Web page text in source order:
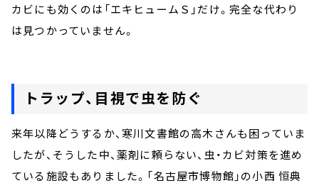
カビにも効くのは「エキヒュームＳ」だけ。完全な代わり
は見つかっていません。
トラップ、目視で虫を防ぐ
来年以降どうするか、寒川文書館の高木さんも困っていま
したが、そうした中、薬剤に頼らない、虫・カビ対策を進め
ている施設もありました。「名古屋市博物館」の小西 恒典